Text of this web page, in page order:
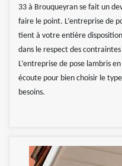
33 à Brouqueyran se fait un
faire le point. L’entreprise de
tient à votre entière
dans le respect des
L’entreprise de pose lambris
écoute pour bien choisir le
besoins.